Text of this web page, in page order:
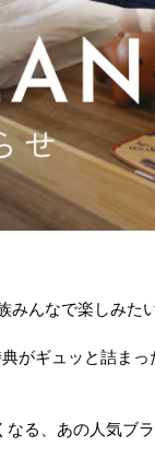
んなで楽しみたい
がギュッと詰まっ
る、あの人気ブ